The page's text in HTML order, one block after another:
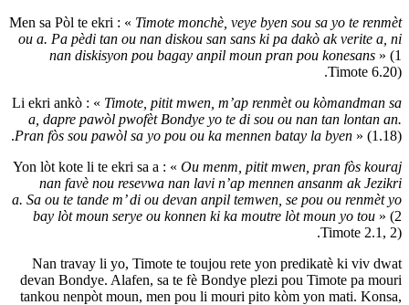
Men sa Pòl te ekri : «Timote monchè, veye
ou a. Pa pèdi tan ou nan diskou san
nan diskisyon pou bagay anpil
Li ekri ankò : « Timote, pitit mwen, m’ap
a, dapre pawòl pwofèt Bondye yo te di
Pran fòs sou pawòl sa yo pou ou ka
Yon lòt kote li te ekri sa a : «Ou menm,
nan favè nou resevwa nan lavi n’ap
a. Sa ou te tande m’ di ou devan anpil
bay lòt moun serye ou konnen ki ka
Nan travay li yo, Timote te toujou rete
devan Bondye. Alafen, sa te fè Bondye
tankou nenpòt moun, men pou li mouri